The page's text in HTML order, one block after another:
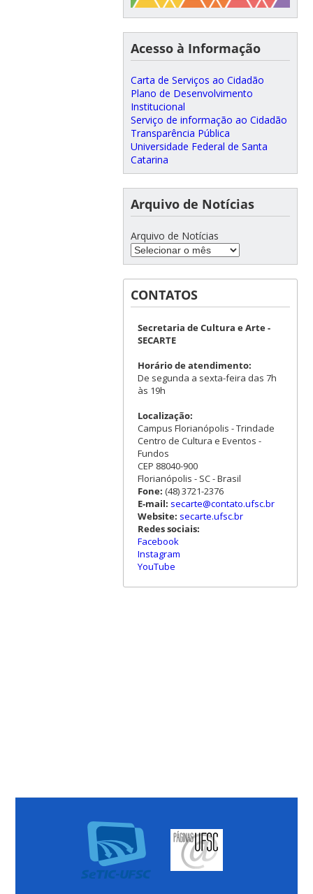
Acesso à Informação
Carta de Serviços ao Cidadão
Plano de Desenvolvimento
Institucional
Serviço de informação ao Cidadão
Transparência Pública
Universidade Federal de Santa
Catarina
Arquivo de Notícias
Arquivo de Notícias
CONTATOS
Secretaria de Cultura e Arte -
SECARTE
Horário de atendimento:
De segunda a sexta-feira das 7h
às 19h
Localização:
Campus Florianópolis - Trindade
Centro de Cultura e Eventos -
Fundos
CEP 88040-900
Florianópolis - SC - Brasil
Fone: (48) 3721-2376
E-mail: secarte@contato.ufsc.br
Website: secarte.ufsc.br
Redes sociais:
Facebook
Instagram
YouTube